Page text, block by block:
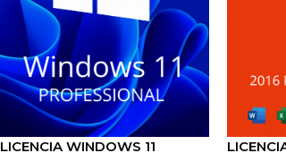
LICENCIA WINDOWS 11